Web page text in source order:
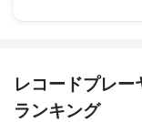
レコードプレ
ランキング